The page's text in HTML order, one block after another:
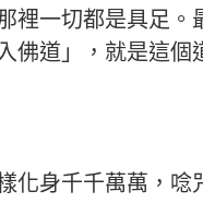
裡一切都是具足
佛道」，就是這個
化身千千萬萬，